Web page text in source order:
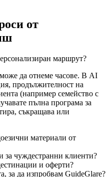
от
маршрут?
да отнеме часове. В AI
продължителност на
(например семейство с
пълна програма за
съкращава или
материали от
чуждестранни клиенти?
и оферти?
за да изпробвам GuideGlare?